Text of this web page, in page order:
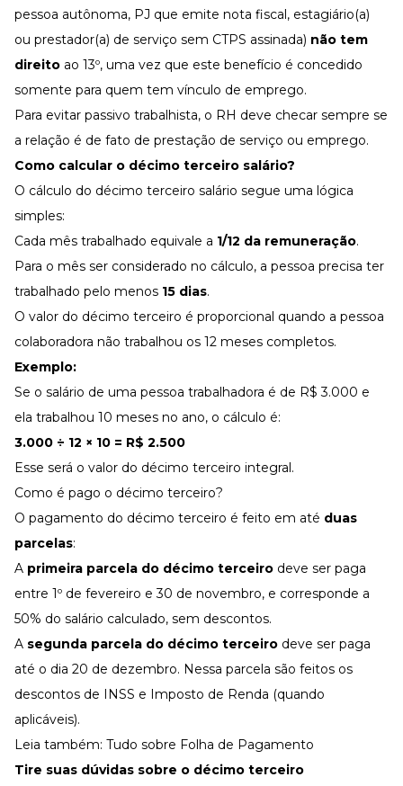
pessoa autônoma, PJ que emite nota fiscal, estagiário(a)
ou prestador(a) de serviço sem CTPS assinada) não tem
direito ao 13º, uma vez que este benefício é concedido
somente para quem tem vínculo de emprego.
Para evitar passivo trabalhista, o RH deve checar sempre se
a relação é de fato de prestação de serviço ou emprego.
Como calcular o décimo terceiro salário?
O cálculo do décimo terceiro salário segue uma lógica
simples:
Cada mês trabalhado equivale a 1/12 da remuneração.
Para o mês ser considerado no cálculo, a pessoa precisa ter
trabalhado pelo menos 15 dias.
O valor do décimo terceiro é proporcional quando a pessoa
colaboradora não trabalhou os 12 meses completos.
Exemplo:
Se o salário de uma pessoa trabalhadora é de R$ 3.000 e
ela trabalhou 10 meses no ano, o cálculo é:
3.000 ÷ 12 × 10 = R$ 2.500
Esse será o valor do décimo terceiro integral.
Como é pago o décimo terceiro?
O pagamento do décimo terceiro é feito em até duas
parcelas:
A primeira parcela do décimo terceiro deve ser paga
entre 1º de fevereiro e 30 de novembro, e corresponde a
50% do salário calculado, sem descontos.
A segunda parcela do décimo terceiro deve ser paga
até o dia 20 de dezembro. Nessa parcela são feitos os
descontos de INSS e Imposto de Renda (quando
aplicáveis).
Leia também: Tudo sobre Folha de Pagamento
Tire suas dúvidas sobre o décimo terceiro